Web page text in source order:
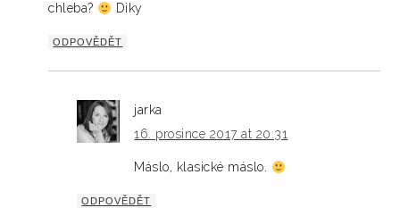
chleba?
Diky
ODPOVĚDĚT
jarka
16. prosince 2017 at 20:31
Máslo, klasické máslo.
ODPOVĚDĚT